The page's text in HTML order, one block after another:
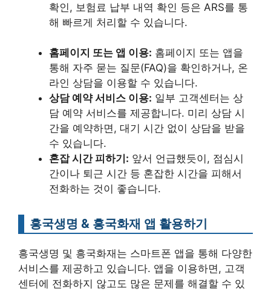
확인, 보험료 납부 내역 확인 등은 ARS를 통
해 빠르게 처리할 수 있습니다.
홈페이지 또는 앱 이용: 홈페이지 또는 앱을
통해 자주 묻는 질문(FAQ)을 확인하거나, 온
라인 상담을 이용할 수 있습니다.
상담 예약 서비스 이용: 일부 고객센터는 상
담 예약 서비스를 제공합니다. 미리 상담 시
간을 예약하면, 대기 시간 없이 상담을 받을
수 있습니다.
혼잡 시간 피하기: 앞서 언급했듯이, 점심시
간이나 퇴근 시간 등 혼잡한 시간을 피해서
전화하는 것이 좋습니다.
흥국생명 & 흥국화재 앱 활용하기
흥국생명 및 흥국화재는 스마트폰 앱을 통해 다양한
서비스를 제공하고 있습니다. 앱을 이용하면, 고객
센터에 전화하지 않고도 많은 문제를 해결할 수 있